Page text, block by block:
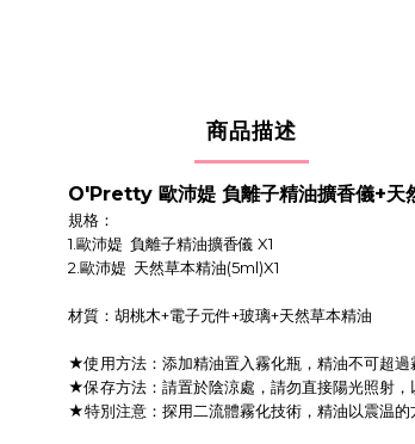
商品描述
O'Pretty 歐沛媞 負離子精油擴香儀+天
規格：
1.歐沛媞 負離子精油擴香儀 X1
2.歐沛媞 天然草本精油(5ml)X1
材質：胡桃木+電子元件+玻璃+天然草本精油
★使用方法：添加精油置入霧化瓶，精油不可超過
★保存方法：請置於陰涼處，請勿直接陽光照射，
★特別注意：探用二流體霧化技術，精油以震温的